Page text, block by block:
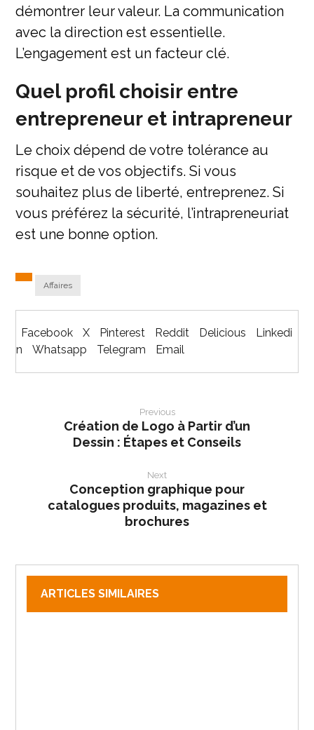
démontrer leur valeur. La communication
avec la direction est essentielle.
L’engagement est un facteur clé.
Quel profil choisir entre
entrepreneur et intrapreneur
Le choix dépend de votre tolérance au
risque et de vos objectifs. Si vous
souhaitez plus de liberté, entreprenez. Si
vous préférez la sécurité, l’intrapreneuriat
est une bonne option.
Affaires
Facebook X Pinterest Reddit Delicious
Linkedi
n
Whatsapp Telegram Email
Previous
Création de Logo à Partir d’un
Dessin : Étapes et Conseils
Next
Conception graphique pour
catalogues produits, magazines et
brochures
ARTICLES SIMILAIRES